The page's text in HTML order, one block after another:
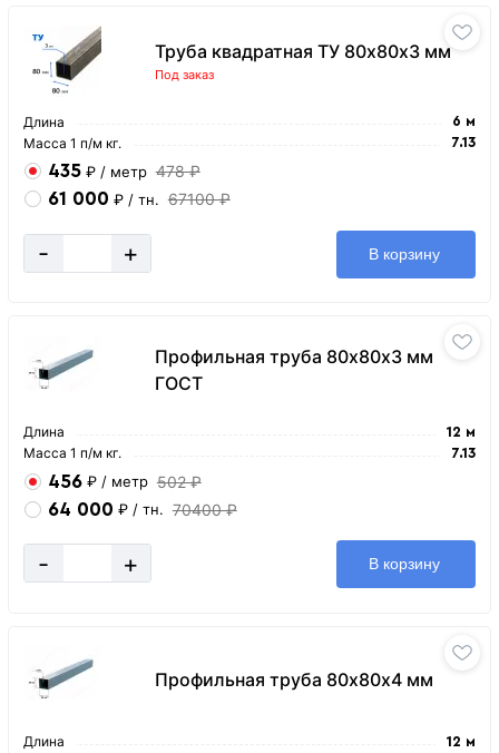
Труба квадратная ТУ 80х80х3 мм
Под заказ
Длина 6 м
Масса 1 п/м кг. 7.13
435 ₽ / метр 478 ₽
61 000 ₽ / тн. 67100 ₽
- + В корзину
Профильная труба 80х80х3 мм
ГОСТ
Длина 12 м
Масса 1 п/м кг. 7.13
456 ₽ / метр 502 ₽
64 000 ₽ / тн. 70400 ₽
- + В корзину
Профильная труба 80х80х4 мм
Длина 12 м